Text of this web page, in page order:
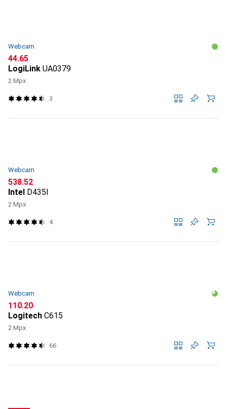
Webcam
CHF
44.65
LogiLink UA0379
2 Mpx
3
Webcam
CHF
538.52
Intel D435I
2 Mpx
4
Webcam
CHF
110.20
Logitech C615
2 Mpx
66